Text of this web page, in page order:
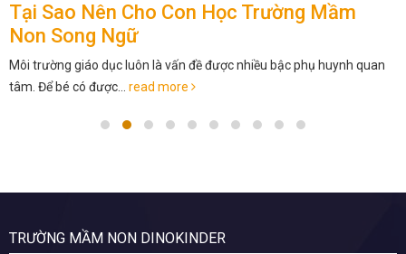
Tại Sao Nên Cho Con Học Trường Mầm
Non Song Ngữ
Môi trường giáo dục luôn là vấn đề được nhiều bậc phụ huynh quan
tâm. Để bé có được... read more
TRƯỜNG MẦM NON DINOKINDER